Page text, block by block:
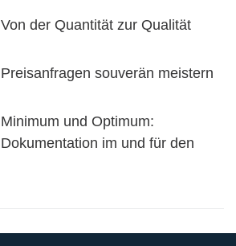
Von der Quantität zur Qualität
Preisanfragen souverän meistern
Minimum und Optimum:
Dokumentation im und für den